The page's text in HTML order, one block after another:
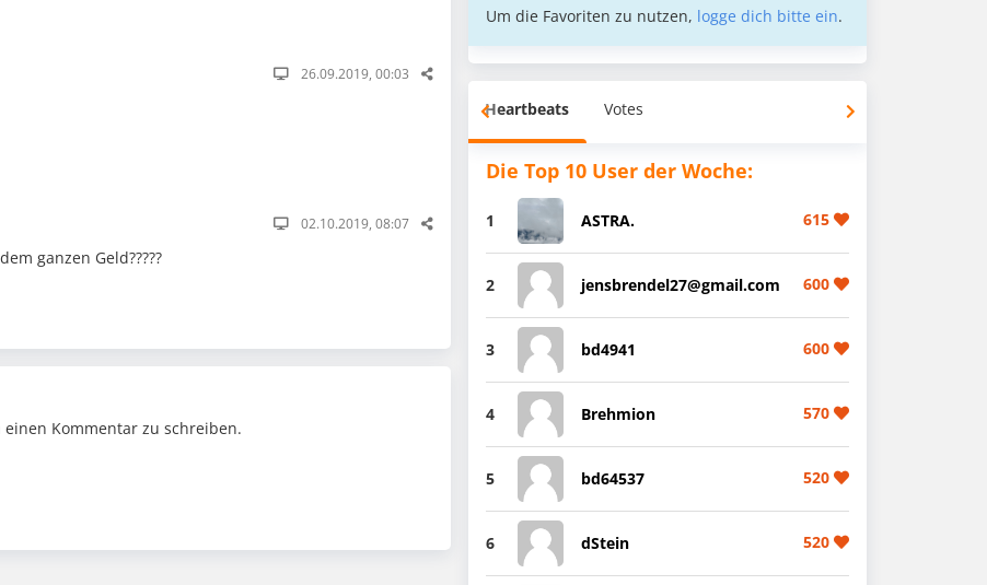
26.09.2019, 00:03
02.10.2019, 08:07
ganzen Geld?????
einen Kommentar zu schreiben.
Um die Favoriten zu nutzen, logge dich bitte ein.
Heartbeats Votes
Die Top 10 User der Woche:
1 ASTRA. 615
2 jensbrendel27@gmail.com 600
3 bd4941 600
4 Brehmion 570
5 bd64537 520
6 dStein 520